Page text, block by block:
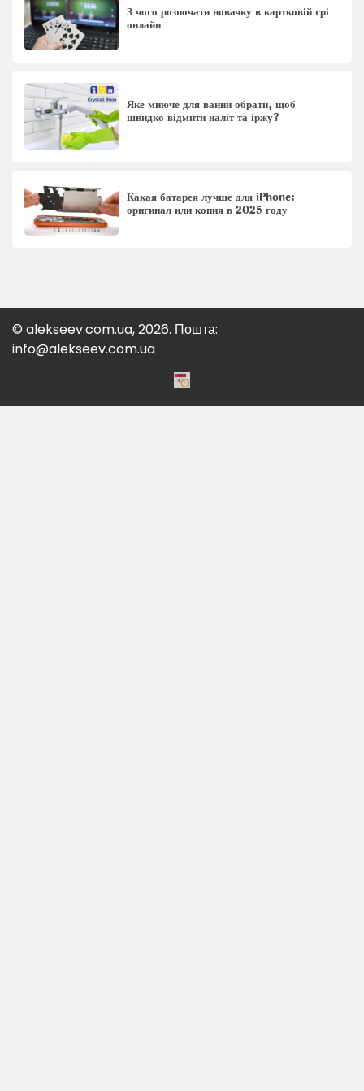
З чого розпочати новачку в картковій грі
онлайн
Яке миюче для ванни обрати, щоб
швидко відмити наліт та іржу?
Какая батарея лучше для iPhone:
оригинал или копия в 2025 году
© alekseev.com.ua, 2026. Пошта:
info@alekseev.com.ua